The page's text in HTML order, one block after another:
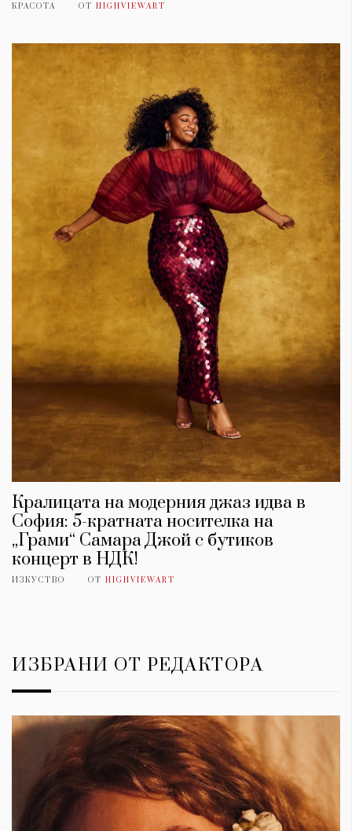
КРАСОТА ОТ HIGHVIEWART
Кралицата на модерния джаз идва в
София: 5-кратната носителка на
„Грами“ Самара Джой с бутиков
концерт в НДК!
ИЗКУСТВО ОТ HIGHVIEWART
ИЗБРАНИ ОТ РЕДАКТОРА